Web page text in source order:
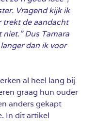
Vragend kijk ik
trekt de aandacht
Dus Tamara
dan ik voor
al heel lang bij
graag hun ouder
anders gekapt
In dit artikel